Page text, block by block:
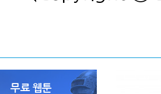
무료 웹툰